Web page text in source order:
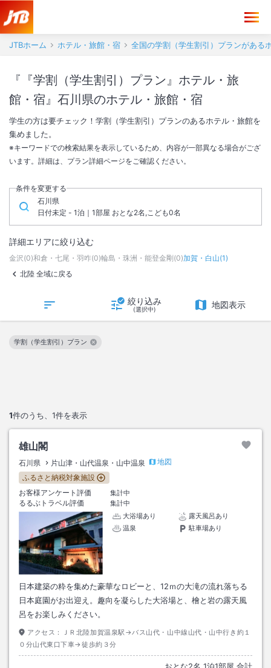
JTBホーム ホテル・旅館・宿 全国の学割（学生割引）プランがある
『『学割（学生割引）プラン』ホテル・旅
館・宿』石川県のホテル・旅館・宿
学生の方は要チェック！学割（学生割引）プランのあるホテル・旅館を
集めました。
※キーワードでの検索結果を表示しているため、内容が一部異なる場合がござ
います。詳細は、プラン詳細ページをご確認ください。
条件を変更する
石川県
日付未定 - 1泊｜1部屋 おとな2名,こども0名
詳細エリアに絞り込む
金沢 (0)和倉・七尾・羽咋(0)輪島・珠洲・能登金剛 (0)加賀・白山(1)
北陸 全域に戻る
絞り込み
(選択中) 地図表示
1件のうち、 1件を表示
学割（学生割引）プラン
この絞り込み条件を解除
雄山閣
石川県 片山津・山代温泉・山中温泉
地図
ふるさと納税対象施設
お客様アンケート評価
集計中
るるぶトラベル評価
集計中
大浴場あり
露天風呂あり
温泉
駐車場あり
日本建築の粋を集めた豪華なロビーと、12ｍの大滝の流れ落ちる
日本庭園がお出迎え。趣向を凝らした大浴場と、檜と岩の露天風
呂をお楽しみください。
アクセス：
ＪＲ北陸加賀温泉駅→バス山代・山中線山代・山中行き約１
０分山代東口下車→徒歩約３分
おとな2名 1泊1部屋 合計